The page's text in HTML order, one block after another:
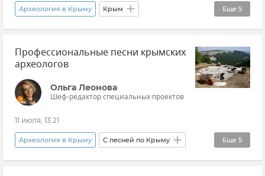
Еще 5
Археология в Крыму Крым
Новости Крыма Судакская крепость
Судак Минкульт Крыма Раскопки
Профессиональные песни крымских
археологов
Ольга Леонова
Шеф-редактор специальных проектов
11 июля, 13:21
Еще 5
Археология в Крыму С песней по Крыму
Крым Музыка История